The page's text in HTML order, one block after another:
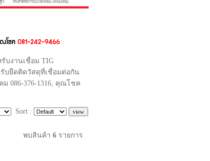
บงานเชื่อม TIG
บยึดติดวัสดุที่เชื่อมต่อกัน
ม 086-376-1316, คุณโชค
Sort :
พบสินค้า6 รายการ